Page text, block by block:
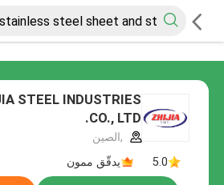
STEEL INDUSTRIES
CO., LTD.
,الصين
5.0
يدقّق ممون